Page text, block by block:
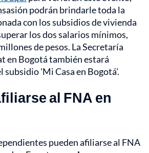
podrán brindarle toda la
con los subsidios de vivienda
los dos salarios mínimos,
de pesos. La Secretaría
en Bogotá también estará
subsidio 'Mi Casa en Bogotá'.
al FNA en
pueden afiliarse al FNA